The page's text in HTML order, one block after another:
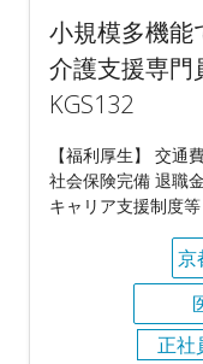
小規模多機能
介護支援専門
KGS132
【福利厚生】 交通
社会保険完備 退職
キャリア支援制度
京
正社